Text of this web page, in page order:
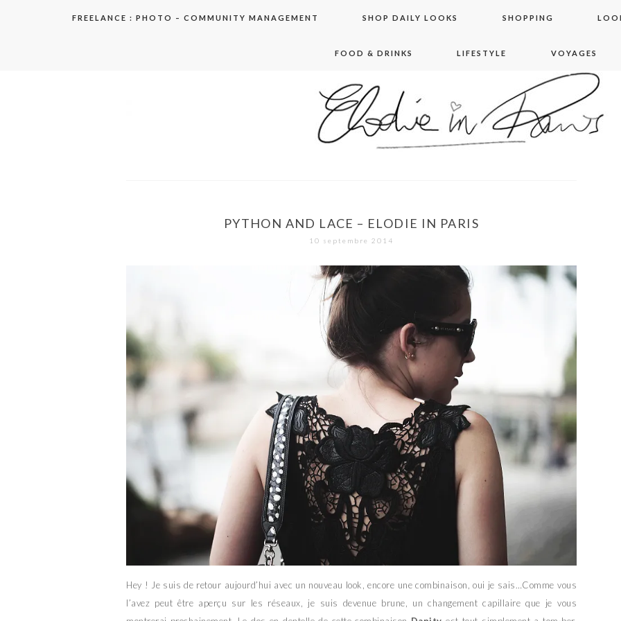
FREELANCE : PHOTO – COMMUNITY MANAGEMENT SHOP DAILY LOOKS SHOPPING
FOOD & DRINKS LIFESTYLE VOYAGES
elodie in paris
PYTHON AND LACE – ELODIE IN PARIS
10 septembre 2014
Hey ! Je suis de retour aujourd’hui avec un nouveau look, encore une combinaison, oui je sais…Comme vous
l’avez peut être aperçu sur les réseaux, je suis devenue brune, un changement capillaire que je vous